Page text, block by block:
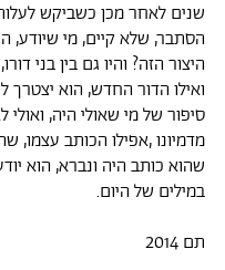
שנים לאחר מכן כשביקש
הסתבר, שלא קיים, מי שיודע,
היצור הזה? והיו גם בין בני
ואילו הדור החדש, הוא יצטרך
סיפור של מי שאולי היה,
מדמיונו ,אפילו הכותב עצמו,
שהוא כותב היה ונברא, הוא
במילים של היום.
תם 2014